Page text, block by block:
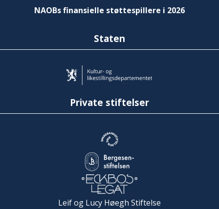
NAOBs finansielle støttespillere i 2026
Staten
Private stiftelser
Leif og Lucy Høegh Stiftelse